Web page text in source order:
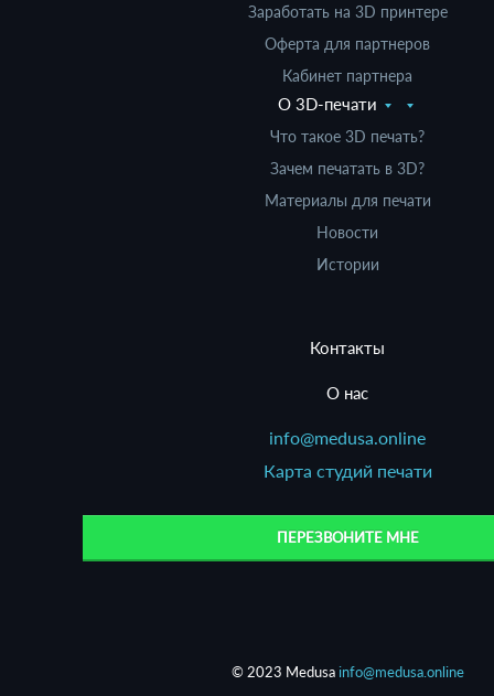
Заработать на 3D принтере
Оферта для партнеров
Кабинет партнера
О 3D-печати
Что такое 3D печать?
Зачем печатать в 3D?
Материалы для печати
Новости
Истории
Контакты
О нас
info@medusa.online
Карта студий печати
ПЕРЕЗВОНИТЕ МНЕ
© 2023 Medusa info@medusa.online